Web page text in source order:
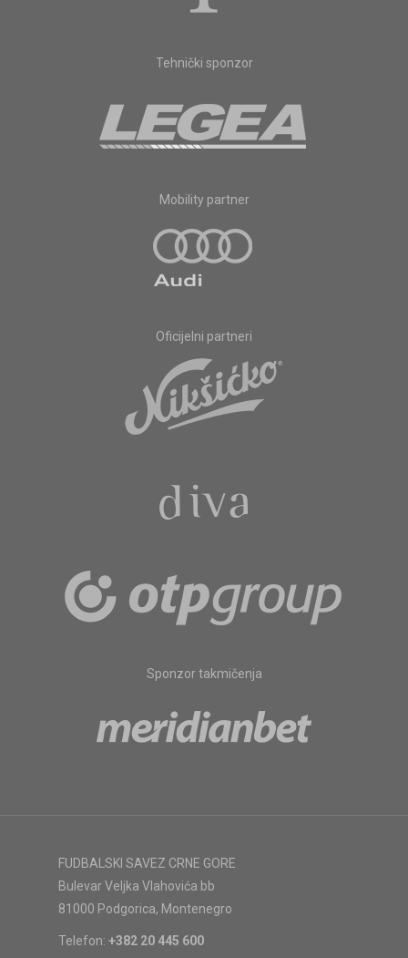
Tehnički sponzor
Mobility partner
Oficijelni partneri
Sponzor takmičenja
FUDBALSKI SAVEZ CRNE GORE
Bulevar Veljka Vlahovića bb
81000 Podgorica, Montenegro
Telefon: +382 20 445 600